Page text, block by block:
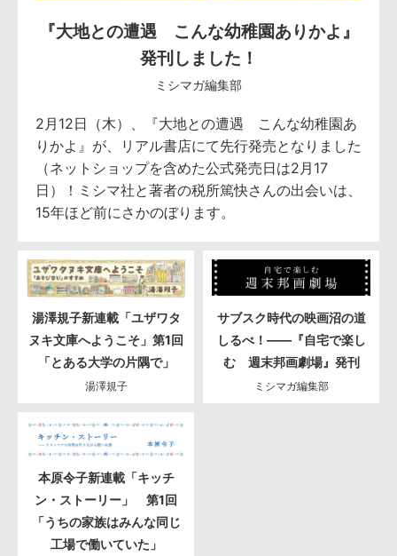
『大地との遭遇 こんな幼稚園ありかよ』
発刊しました！
ミシマガ編集部
2月12日（木）、『大地との遭遇 こんな幼稚園あ
りかよ』が、リアル書店にて先行発売となりました
（ネットショップを含めた公式発売日は2月17
日）！ミシマ社と著者の税所篤快さんの出会いは、
15年ほど前にさかのぼります。
湯澤規子新連載「ユザワタ
ヌキ文庫へようこそ」第1回
「とある大学の片隅で」
湯澤規子
サブスク時代の映画沼の道
しるべ！――『自宅で楽し
む 週末邦画劇場』発刊
ミシマガ編集部
本原令子新連載「キッチ
ン・ストーリー」 第1回
「うちの家族はみんな同じ
工場で働いていた」